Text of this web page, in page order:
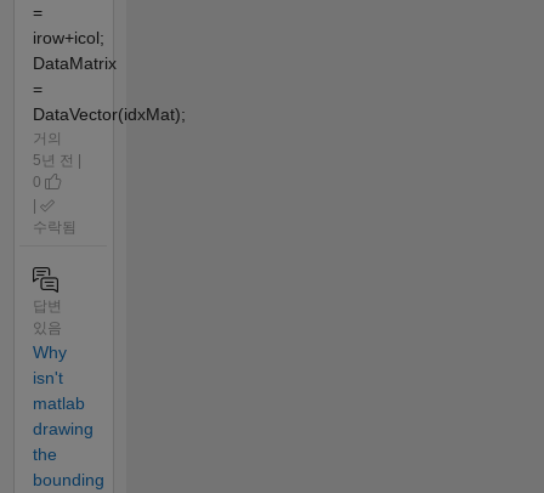
=
irow+icol;
DataMatrix
=
DataVector(idxMat);
거의
5년 전 |
0
|
수락됨
답변
있음
Why
isn't
matlab
drawing
the
bounding